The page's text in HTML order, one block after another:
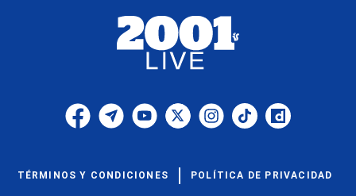
TÉRMINOS Y CONDICIONES POLÍTICA DE PRIVACIDAD